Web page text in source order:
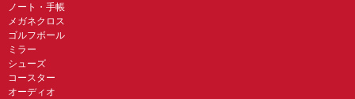
ノート・手帳
メガネクロス
ゴルフボール
ミラー
シューズ
コースター
オーディオ